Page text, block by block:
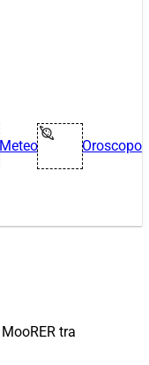
Meteo Oroscopo
tra